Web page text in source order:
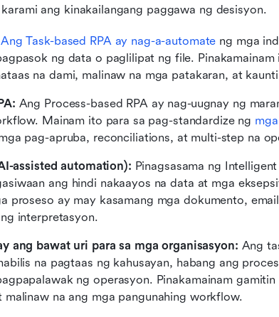
ang kinakailangang paggawa ng desisyon.
Ang Task-based RPA ay nag-a-automate ng mga
ng data o paglilipat ng file.
na dami, malinaw na mga patakaran, at
Ang Process-based RPA ay nag-uugnay ng
Mainam ito para sa pag-standardize ng
pag-apruba, reconciliations, at multi-step na
assisted automation): Pinagsasama ng
ang hindi nakaayos na data at mga
proseso ay may kasamang mga dokumento,
interpretasyon.
ang bawat uri para sa mga organisasyon: Ang
na pagtaas ng kahusayan, habang ang
ng operasyon. Pinakamainam
malinaw na ang mga pangunahing workflow.